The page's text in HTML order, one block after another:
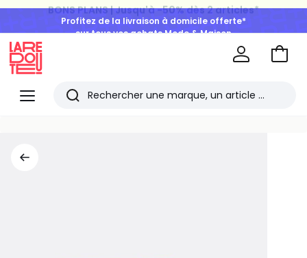
Profitez de la livraison à domicile offerte*
sur tous vos achats Mode & Maison
Menu
Redoute
Rechercher
Aller